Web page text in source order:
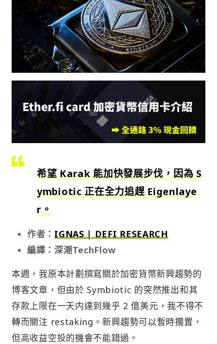
希望 Karak 能加快發展步伐，因為 S
ymbiotic 正在全力追趕 Eigenlaye
r。
作者：IGNAS | DEFI RESEARCH
編譯：深潮TechFlow
本週，我原本計劃撰寫關於加密貨幣新興趨勢的
博客文章，但由於 Symbiotic 的突然推出和其
存款上限在一天内達到幾乎 2 億美元，我不得不
轉而關注 restaking。新興趨勢可以暫時擱置，
但高收益空投的機會不能錯過。